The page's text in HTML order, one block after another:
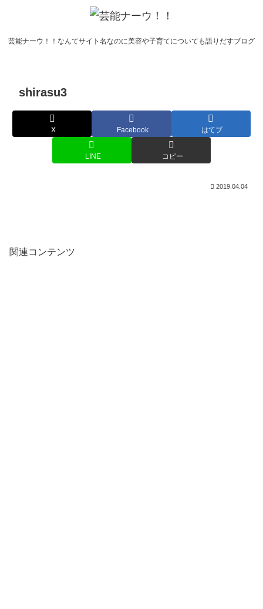
芸能ナーウ！！なんてサイト名なのに美容や子育てについても語りだすブログ
shirasu3
X Facebook はてブ
LINE コピー
2019.04.04
関連コンテンツ